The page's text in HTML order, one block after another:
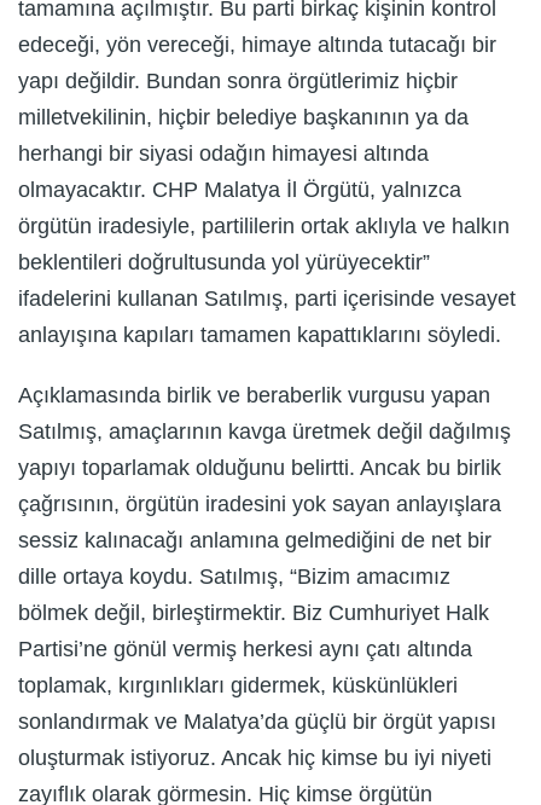
tamamına açılmıştır. Bu parti birkaç kişinin kontrol
edeceği, yön vereceği, himaye altında tutacağı bir
yapı değildir. Bundan sonra örgütlerimiz hiçbir
milletvekilinin, hiçbir belediye başkanının ya da
herhangi bir siyasi odağın himayesi altında
olmayacaktır. CHP Malatya İl Örgütü, yalnızca
örgütün iradesiyle, partililerin ortak aklıyla ve halkın
beklentileri doğrultusunda yol yürüyecektir”
ifadelerini kullanan Satılmış, parti içerisinde vesayet
anlayışına kapıları tamamen kapattıklarını söyledi.
Açıklamasında birlik ve beraberlik vurgusu yapan
Satılmış, amaçlarının kavga üretmek değil dağılmış
yapıyı toparlamak olduğunu belirtti. Ancak bu birlik
çağrısının, örgütün iradesini yok sayan anlayışlara
sessiz kalınacağı anlamına gelmediğini de net bir
dille ortaya koydu. Satılmış, “Bizim amacımız
bölmek değil, birleştirmektir. Biz Cumhuriyet Halk
Partisi’ne gönül vermiş herkesi aynı çatı altında
toplamak, kırgınlıkları gidermek, küskünlükleri
sonlandırmak ve Malatya’da güçlü bir örgüt yapısı
oluşturmak istiyoruz. Ancak hiç kimse bu iyi niyeti
zayıflık olarak görmesin. Hiç kimse örgütün